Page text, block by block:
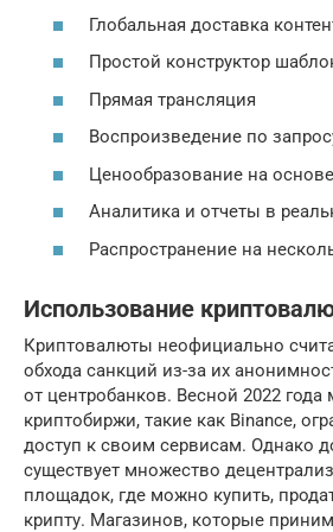
Глобальная доставка
Простой конструктор
Прямая трансляция
Воспроизведение по
Ценообразование на
Аналитика и отчеты в
Распространение на
Использование
Криптовалюты неофициально
обхода санкций из-за их
от центробанков. Весной 2022
криптобиржи, такие как Binance,
доступ к своим сервисам. Однако
существует множество
площадок, где можно купить,
крипту. Магазинов, которые